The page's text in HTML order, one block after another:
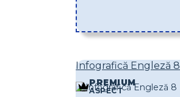
Infografică Engleză 8
PREMIUM
ASPECT